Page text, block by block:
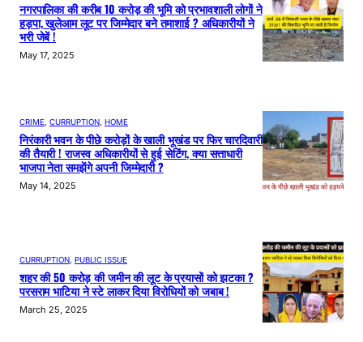
नगरपालिका की करीब 10 करोड़ की भूमि को प्रभावशाली लोगों ने
हड़पा, खुलेआम लूट पर जिम्मेदार बने तमाशाई ? अधिकारीयों ने
भरी जेबें !
May 17, 2025
CRIME, CURRUPTION, HOME
निरंकारी भवन के पीछे करोड़ों के खाली भूखंड पर फिर चारदिवारी
की तैयारी ! राजस्व अधिकारीयों से हुई सेटिंग, क्या सत्ताधारी
भाजपा नेता समझेंगे अपनी जिम्मेदारी ?
May 14, 2025
CURRUPTION PUBLIC ISSUE
शहर की 50 करोड़ की जमीन की लूट के प्रयासों को झटका ?
परसराम भाटिया ने स्टे लाकर दिया विरोधियों को जबाब !
March 25, 2025